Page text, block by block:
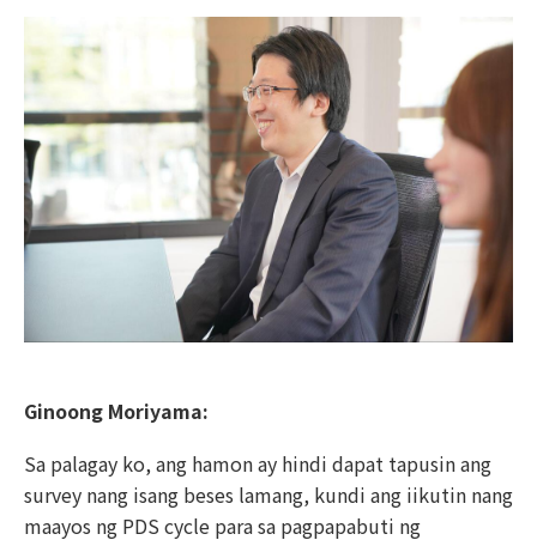
Ginoong Moriyama:
Sa palagay ko, ang hamon ay hindi dapat tapusin ang
survey nang isang beses lamang, kundi ang iikutin nang
maayos ng PDS cycle para sa pagpapabuti ng